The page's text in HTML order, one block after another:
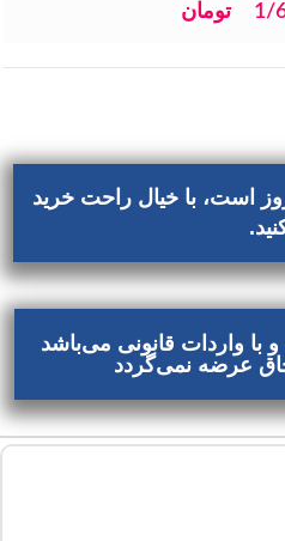
1/ تومان
است، با خیال راحت خرید
با واردات قانونی می‌باشد
عرضه نمی‌گردد